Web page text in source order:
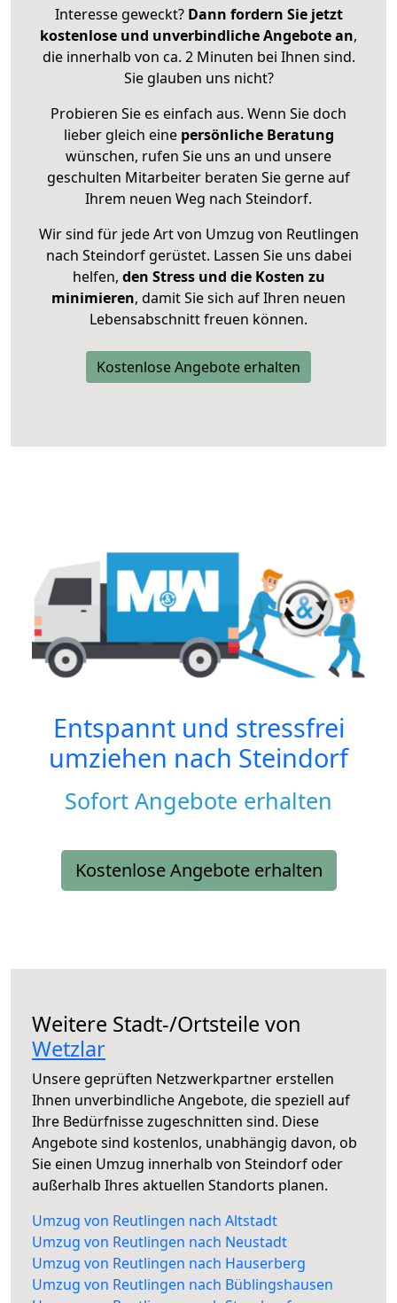
Interesse geweckt? Dann fordern Sie jetzt
kostenlose und unverbindliche Angebote an,
die innerhalb von ca. 2 Minuten bei Ihnen sind.
Sie glauben uns nicht?
Probieren Sie es einfach aus. Wenn Sie doch
lieber gleich eine persönliche Beratung
wünschen, rufen Sie uns an und unsere
geschulten Mitarbeiter beraten Sie gerne auf
Ihrem neuen Weg nach Steindorf.
Wir sind für jede Art von Umzug von Reutlingen
nach Steindorf gerüstet. Lassen Sie uns dabei
helfen, den Stress und die Kosten zu
minimieren, damit Sie sich auf Ihren neuen
Lebensabschnitt freuen können.
Kostenlose Angebote erhalten
Entspannt und stressfrei
umziehen nach Steindorf
Sofort Angebote erhalten
Kostenlose Angebote erhalten
Weitere Stadt-/Ortsteile von
Wetzlar
Unsere geprüften Netzwerkpartner erstellen
Ihnen unverbindliche Angebote, die speziell auf
Ihre Bedürfnisse zugeschnitten sind. Diese
Angebote sind kostenlos, unabhängig davon, ob
Sie einen Umzug innerhalb von Steindorf oder
außerhalb Ihres aktuellen Standorts planen.
Umzug von Reutlingen nach Altstadt
Umzug von Reutlingen nach Neustadt
Umzug von Reutlingen nach Hauserberg
Umzug von Reutlingen nach Büblingshausen